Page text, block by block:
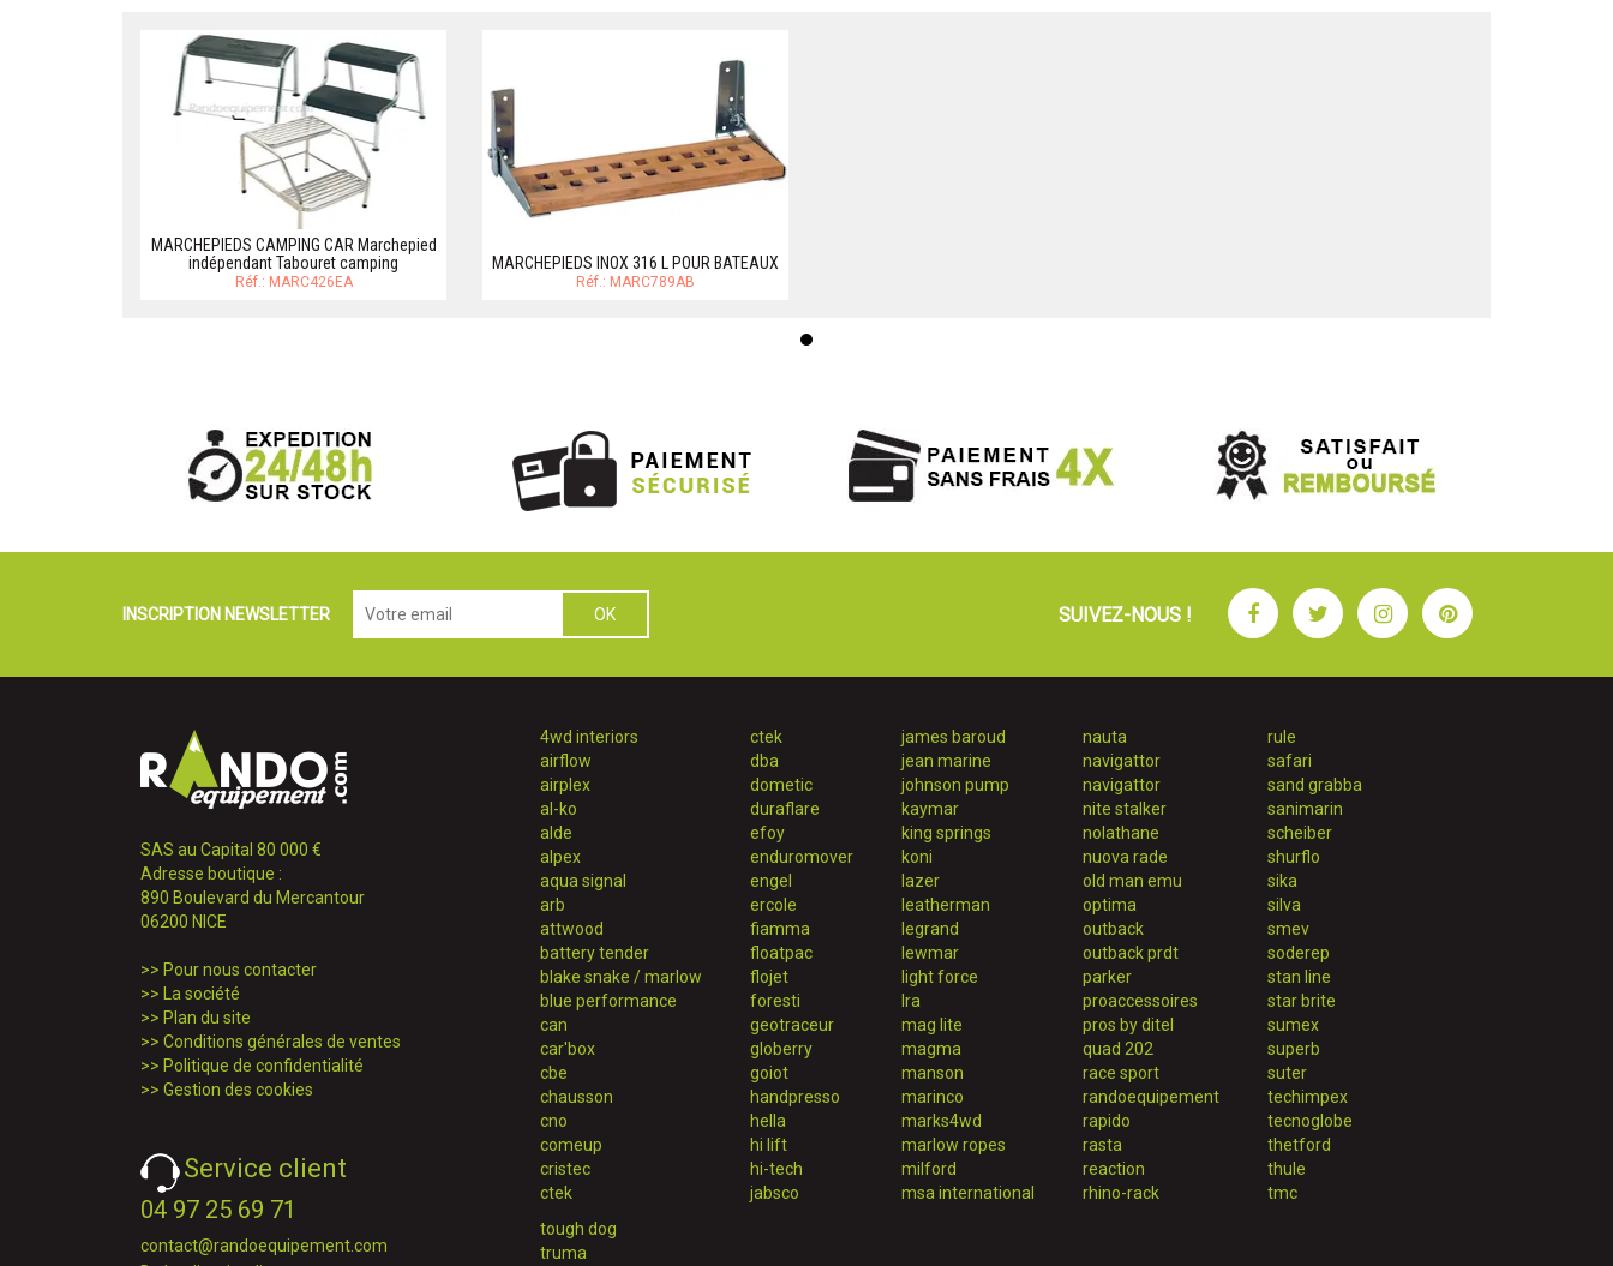
MARCHEPIEDS CAMPING CAR Marchepied
indépendant Tabouret camping
Réf.: MARC426EA
MARCHEPIEDS INOX 316 L POUR BATEAUX
Réf.: MARC789AB
INSCRIPTION NEWSLETTER SUIVEZ-NOUS ! FacebookTwitterInstagramPinterest
SAS au Capital 80 000 €
Adresse boutique :
890 Boulevard du Mercantour
06200 NICE
>> Pour nous contacter
>> La société
>> Plan du site
>> Conditions générales de ventes
>> Politique de confidentialité
>> Gestion des cookies
Service client
04 97 25 69 71
contact@randoequipement.com
4wd interiors
airflow
airplex
al-ko
alde
alpex
aqua signal
arb
attwood
battery tender
blake snake / marlow
blue performance
can
car'box
cbe
chausson
cno
comeup
cristec
ctek
ctek
dba
dometic
duraflare
efoy
enduromover
engel
ercole
fiamma
floatpac
flojet
foresti
geotraceur
globerry
goiot
handpresso
hella
hi lift
hi-tech
jabsco
james baroud
jean marine
johnson pump
kaymar
king springs
koni
lazer
leatherman
legrand
lewmar
light force
lra
mag lite
magma
manson
marinco
marks4wd
marlow ropes
milford
msa international
nauta
navigattor
navigattor
nite stalker
nolathane
nuova rade
old man emu
optima
outback
outback prdt
parker
proaccessoires
pros by ditel
quad 202
race sport
randoequipement
rapido
rasta
reaction
rhino-rack
rule
safari
sand grabba
sanimarin
scheiber
shurflo
sika
silva
smev
soderep
stan line
star brite
sumex
superb
suter
techimpex
tecnoglobe
thetford
thule
tmc
tough dog
truma